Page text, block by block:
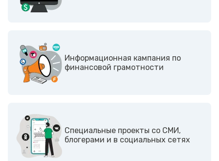
Информационная кампания по
финансовой грамотности
Cпециальные проекты со СМИ,
блогерами и в социальных сетях